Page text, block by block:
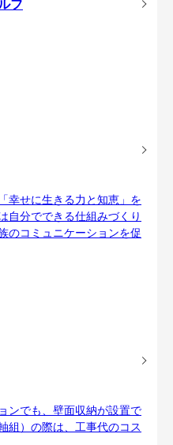
フ
幸せに生きる力と知恵」を
自分でできる仕組みづくり
のコミュニケーションを促
ンでも、壁面収納が設置で
組）の際は、工事代のコス